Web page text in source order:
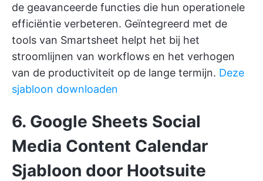
de geavanceerde functies die hun operationele
efficiëntie verbeteren. Geïntegreerd met de
tools van Smartsheet helpt het bij het
stroomlijnen van workflows en het verhogen
van de productiviteit op de lange termijn. Deze
sjabloon downloaden
6. Google Sheets Social
Media Content Calendar
Sjabloon door Hootsuite